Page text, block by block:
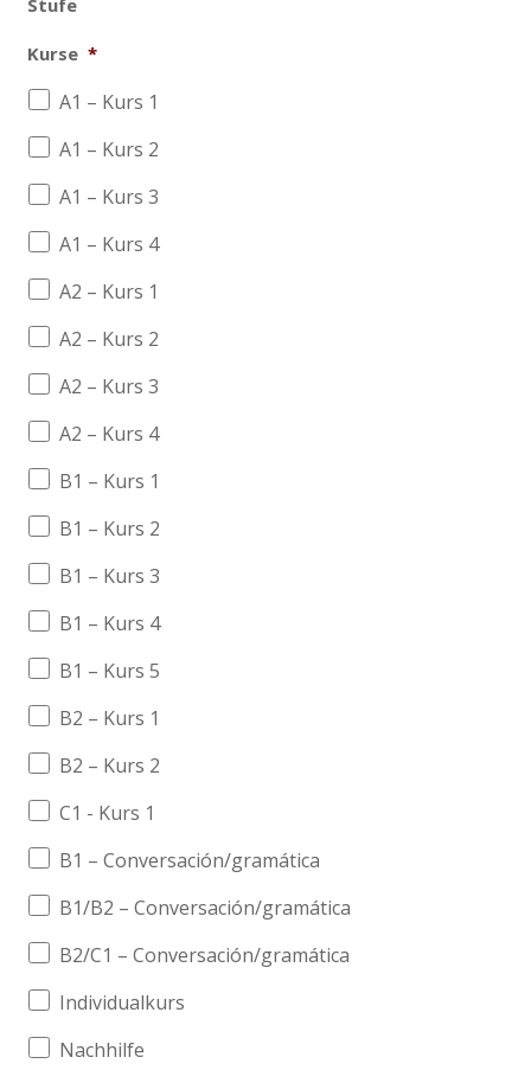
Kurse *
A1 – Kurs 1
A1 – Kurs 2
A1 – Kurs 3
A1 – Kurs 4
A2 – Kurs 1
A2 – Kurs 2
A2 – Kurs 3
A2 – Kurs 4
B1 – Kurs 1
B1 – Kurs 2
B1 – Kurs 3
B1 – Kurs 4
B1 – Kurs 5
B2 – Kurs 1
B2 – Kurs 2
C1 - Kurs 1
B1 – Conversación/gramática
B1/B2 – Conversación/gramática
B2/C1 – Conversación/gramática
Individualkurs
Nachhilfe